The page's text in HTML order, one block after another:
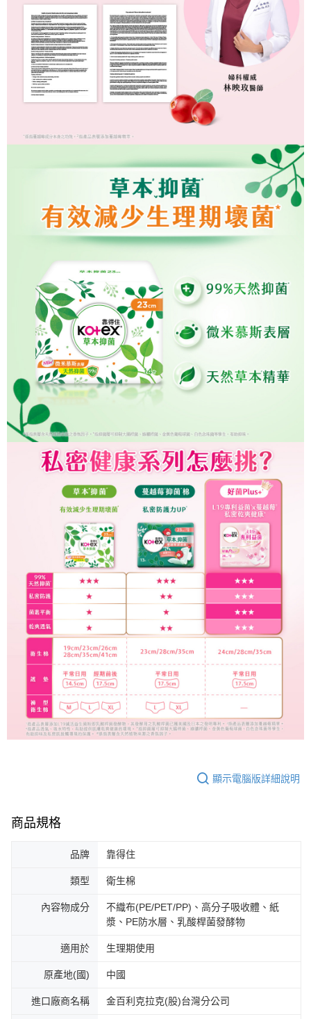
顯示電腦版詳細說明
商品規格
品牌 靠得住
類型 衛生棉
內容物成分
不織布(PE/PET/PP)、高分子吸收體、紙
漿、PE防水層、乳酸桿菌發酵物
適用於 生理期使用
原產地(國) 中國
進口廠商名稱 金百利克拉克(股)台灣分公司